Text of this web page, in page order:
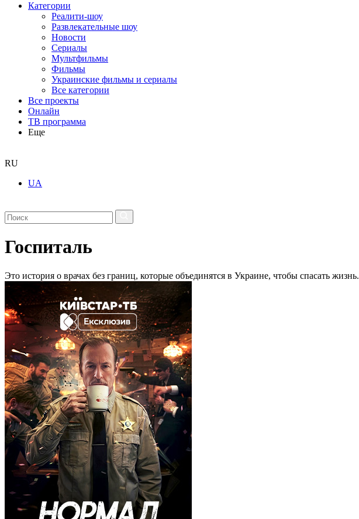
Категории
Реалити-шоу
Развлекательные шоу
Новости
Сериалы
Мультфильмы
Фильмы
Украинские фильмы и сериалы
Все категории
Все проекты
Онлайн
ТВ программа
Еще
RU
UA
Госпиталь
Это история о врачах без границ, которые объединятся в Украине, чтобы спасать жизнь.